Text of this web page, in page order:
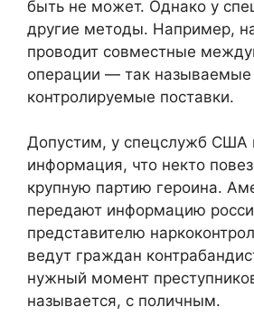
быть не может. Однако у
другие методы. Например,
проводит совместные
операции — так называемые
контролируемые поставки.
Допустим, у спецслужб США
информация, что некто
крупную партию героина.
передают информацию
представителю
ведут граждан
нужный момент
называется, с поличным.